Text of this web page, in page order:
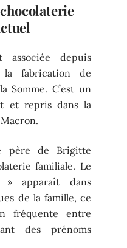
associée depuis
la fabrication de
Somme. C’est un
et repris dans la
père de Brigitte
familiale. Le
» apparaît dans
de la famille, ce
fréquente entre
des prénoms